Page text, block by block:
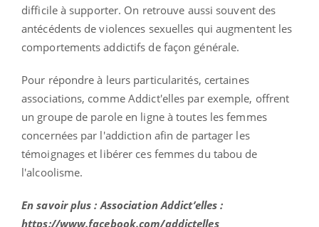
difficile à supporter. On retrouve aussi souvent des
antécédents de violences sexuelles qui augmentent les
comportements addictifs de façon générale.
Pour répondre à leurs particularités, certaines
associations, comme Addict'elles par exemple, offrent
un groupe de parole en ligne à toutes les femmes
concernées par l'addiction afin de partager les
témoignages et libérer ces femmes du tabou de
l'alcoolisme.
En savoir plus : Association Addict’elles :
https://www.facebook.com/addictelles